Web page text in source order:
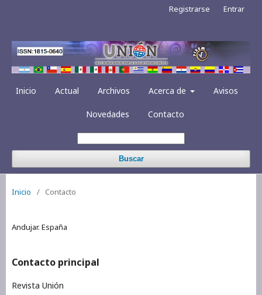
Inicio Actual Archivos Acerca de Avisos
Novedades Contacto
Buscar
Registrarse Entrar
Inicio / Contacto
Andujar. España
Contacto principal
Revista Unión